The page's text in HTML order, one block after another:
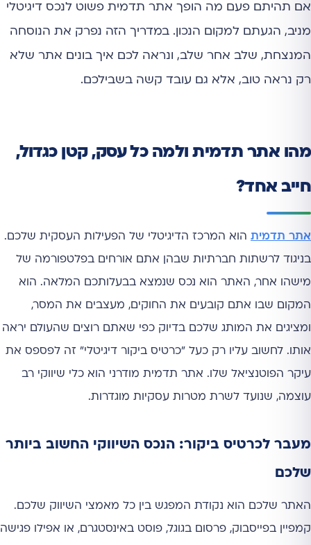
אם תהיתם פעם מה הופך אתר תדמית פשוט לנכס דיגיטלי
מניב, הגעתם למקום הנכון. במדריך הזה נפרק את הנוסחה
המנצחת, שלב אחר שלב, ונראה לכם איך בונים אתר שלא
רק נראה טוב, אלא גם עובד קשה בשבילכם.
מהו אתר תדמית ולמה כל עסק, קטן כגדול,
חייב אחד?
אתר תדמית הוא המרכז הדיגיטלי של הפעילות העסקית שלכם.
בניגוד לרשתות חברתיות שבהן אתם אורחים בפלטפורמה של
מישהו אחר, האתר הוא נכס שנמצא בבעלותכם המלאה. הוא
המקום שבו אתם קובעים את החוקים, מעצבים את המסר,
ומציגים את המותג שלכם בדיוק כפי שאתם רוצים שהעולם יראה
אותו. לחשוב עליו רק כעל "כרטיס ביקור דיגיטלי" זה לפספס את
עיקר הפוטנציאל שלו. אתר תדמית מודרני הוא כלי שיווקי רב
עוצמה, שנועד לשרת מטרות עסקיות מוגדרות.
מעבר לכרטיס ביקור: הנכס השיווקי החשוב ביותר
שלכם
האתר שלכם הוא נקודת המפגש בין כל מאמצי השיווק שלכם.
קמפיין בפייסבוק, פרסום בגוגל, פוסט באינסטגרם, או אפילו פגישה